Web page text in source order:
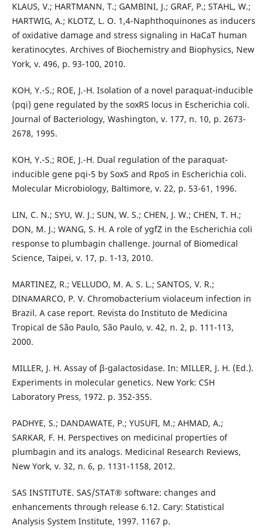
KLAUS, V.; HARTMANN, T.; GAMBINI, J.; GRAF, P.; STAHL, W.;
HARTWIG, A.; KLOTZ, L. O. 1,4-Naphthoquinones as inducers
of oxidative damage and stress signaling in HaCaT human
keratinocytes. Archives of Biochemistry and Biophysics, New
York, v. 496, p. 93-100, 2010.
KOH, Y.-S.; ROE, J.-H. Isolation of a novel paraquat-inducible
(pqi) gene regulated by the soxRS locus in Escherichia coli.
Journal of Bacteriology, Washington, v. 177, n. 10, p. 2673-
2678, 1995.
KOH, Y.-S.; ROE, J.-H. Dual regulation of the paraquat-
inducible gene pqi-5 by SoxS and RpoS in Escherichia coli.
Molecular Microbiology, Baltimore, v. 22, p. 53-61, 1996.
LIN, C. N.; SYU, W. J.; SUN, W. S.; CHEN, J. W.; CHEN, T. H.;
DON, M. J.; WANG, S. H. A role of ygfZ in the Escherichia coli
response to plumbagin challenge. Journal of Biomedical
Science, Taipei, v. 17, p. 1-13, 2010.
MARTINEZ, R.; VELLUDO, M. A. S. L.; SANTOS, V. R.;
DINAMARCO, P. V. Chromobacterium violaceum infection in
Brazil. A case report. Revista do Instituto de Medicina
Tropical de São Paulo, São Paulo, v. 42, n. 2, p. 111-113,
2000.
MILLER, J. H. Assay of β-galactosidase. In: MILLER, J. H. (Ed.).
Experiments in molecular genetics. New York: CSH
Laboratory Press, 1972. p. 352-355.
PADHYE, S.; DANDAWATE, P.; YUSUFI, M.; AHMAD, A.;
SARKAR, F. H. Perspectives on medicinal properties of
plumbagin and its analogs. Medicinal Research Reviews,
New York, v. 32, n. 6, p. 1131-1158, 2012.
SAS INSTITUTE. SAS/STAT® software: changes and
enhancements through release 6.12. Cary: Statistical
Analysis System Institute, 1997. 1167 p.